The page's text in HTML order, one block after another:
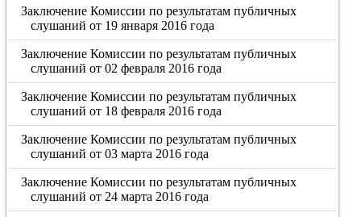
Заключение Комиссии по результатам публичных
слушаний от 19 января 2016 года
Заключение Комиссии по результатам публичных
слушаний от 02 февраля 2016 года
Заключение Комиссии по результатам публичных
слушаний от 18 февраля 2016 года
Заключение Комиссии по результатам публичных
слушаний от 03 марта 2016 года
Заключение Комиссии по результатам публичных
слушаний от 24 марта 2016 года